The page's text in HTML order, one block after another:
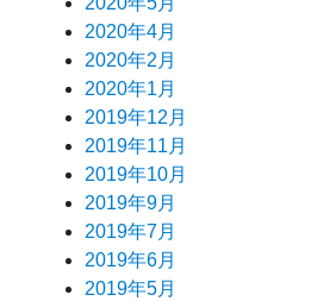
2020年4月
2020年2月
2020年1月
2019年12月
2019年11月
2019年10月
2019年9月
2019年7月
2019年6月
2019年5月